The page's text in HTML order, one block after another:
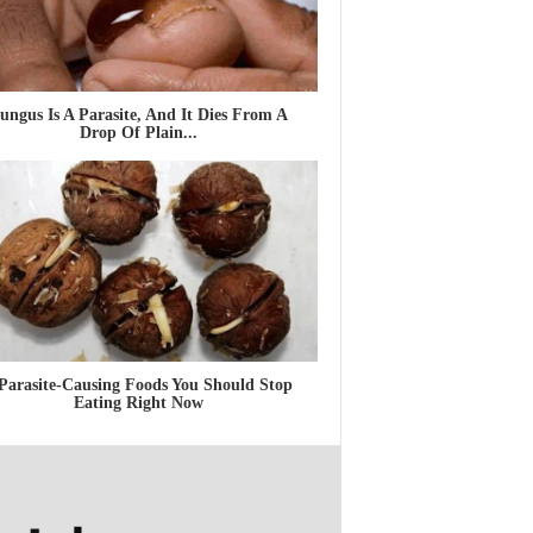
Is A Parasite, And It Dies From A
Drop Of Plain...
Causing Foods You Should Stop
Eating Right Now